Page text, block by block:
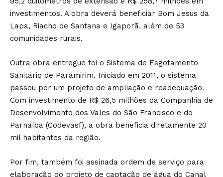
investimentos. A obra deverá beneficiar Bom Jesus da
Lapa, Riacho de Santana e Igaporã, além de 53
comunidades rurais.
Outra obra entregue foi o Sistema de Esgotamento
Sanitário de Paramirim. Iniciado em 2011, o sistema
passou por um projeto de ampliação e readequação.
Com investimento de R$ 26,5 milhões da Companhia de
Desenvolvimento dos Vales do São Francisco e do
Parnaíba (Codevasf), a obra beneficia diretamente 20
mil habitantes da região.
Por fim, também foi assinada ordem de serviço para
elaboração do projeto de captação de água do Canal